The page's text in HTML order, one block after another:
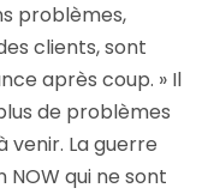
problèmes,
clients, sont
après coup. » Il
de problèmes
venir. La guerre
NOW qui ne sont